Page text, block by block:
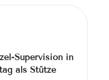
Supervision in
als Stütze